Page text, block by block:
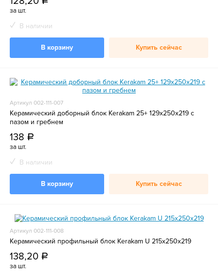
за шт.
В наличии
В корзину Купить сейчас
Артикул 002-111-007
Керамический доборный блок Kerakam 25+ 129х250х219 с
пазом и гребнем
138 a
за шт.
В наличии
В корзину Купить сейчас
Артикул 002-111-008
Керамический профильный блок Kerakam U 215х250х219
138,20 a
за шт.